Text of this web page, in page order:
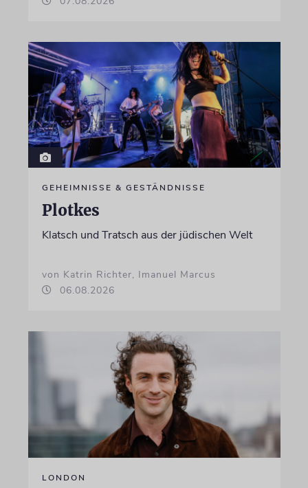
GEHEIMNISSE & GESTÄNDNISSE
Plotkes
Klatsch und Tratsch aus der jüdischen Welt
von Katrin Richter, Imanuel Marcus
06.08.2026
LONDON